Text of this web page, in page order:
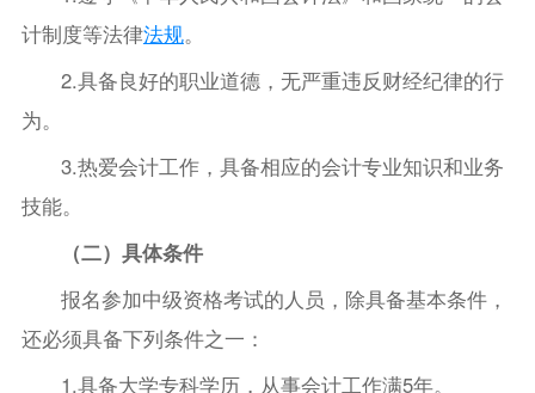
计制度等法律法规。
2.具备良好的职业道德，无严重违反财经纪律的行
为。
3.热爱会计工作，具备相应的会计专业知识和业务
技能。
（二）具体条件
报名参加中级资格考试的人员，除具备基本条件，
还必须具备下列条件之一：
1.具备大学专科学历，从事会计工作满5年。